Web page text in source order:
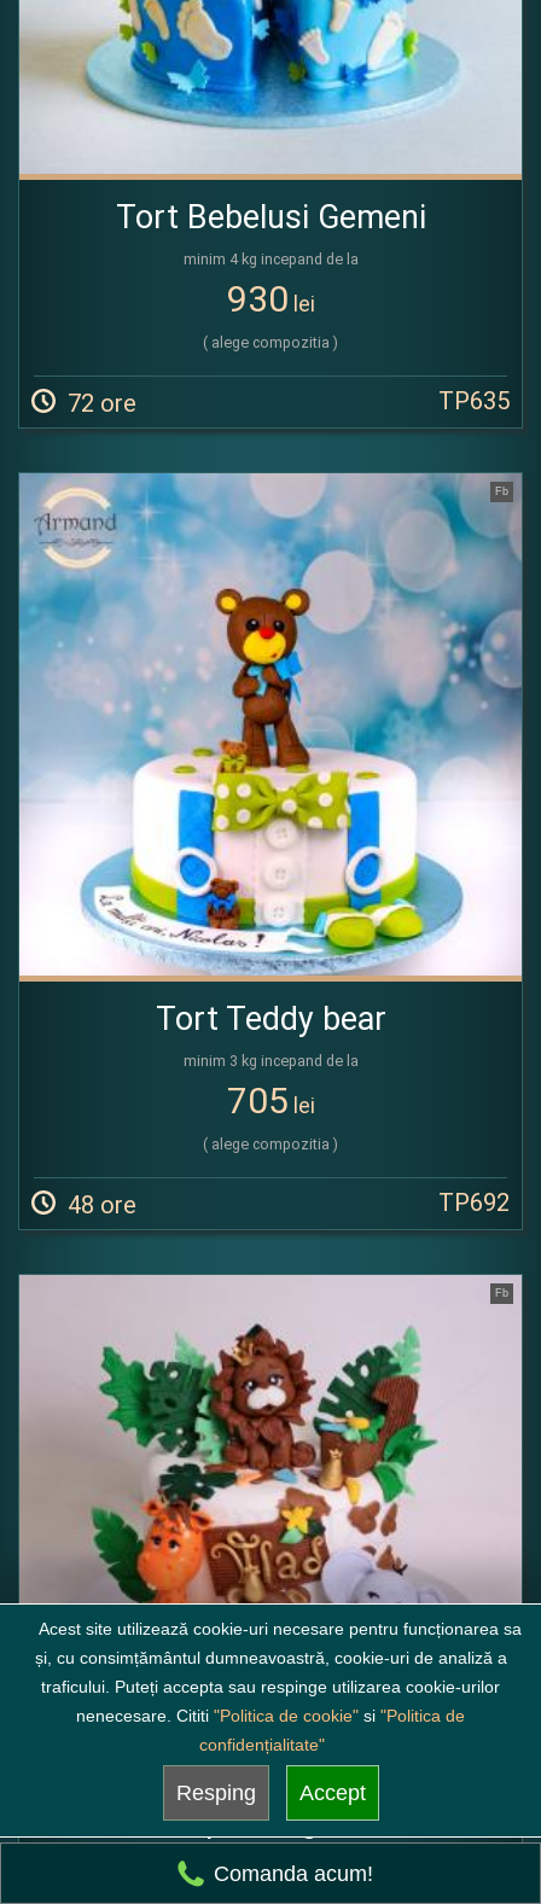
Tort Bebelusi Gemeni
minim 4 kg incepand de la
930 lei
( alege compozitia )
72 ore TP635
Fb
Tort Teddy bear
minim 3 kg incepand de la
705 lei
( alege compozitia )
48 ore TP692
Fb
Tort copii Jungla vesela
minim 3 kg incepand de la
Acest site utilizează cookie-uri necesare pentru funcționarea sa
și, cu consimțământul dumneavoastră, cookie-uri de analiză a
traficului. Puteți accepta sau respinge utilizarea cookie-urilor
nenecesare. Cititi "Politica de cookie" si "Politica de
confidențialitate"
Resping Accept
Comanda acum!